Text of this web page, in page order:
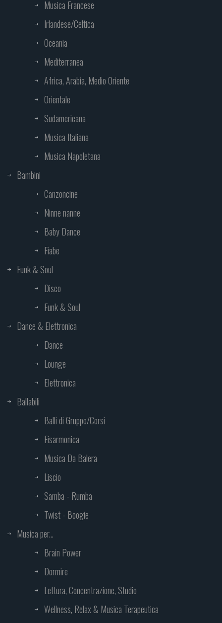
Musica Francese
Irlandese/Celtica
Oceania
Mediterranea
Africa, Arabia, Medio Oriente
Orientale
Sudamericana
Musica Italiana
Musica Napoletana
Bambini
Canzoncine
Ninne nanne
Baby Dance
Fiabe
Funk & Soul
Disco
Funk & Soul
Dance & Elettronica
Dance
Lounge
Elettronica
Ballabili
Balli di Gruppo/Corsi
Fisarmonica
Musica Da Balera
Liscio
Samba - Rumba
Twist - Boogie
Musica per...
Brain Power
Dormire
Lettura, Concentrazione, Studio
Wellness, Relax & Musica Terapeutica